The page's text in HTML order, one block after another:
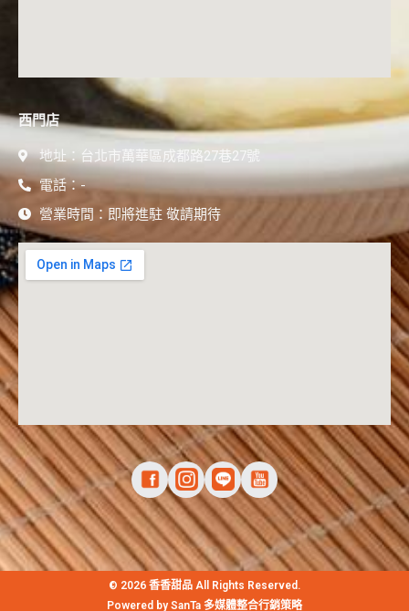
西門店
地址：台北市萬華區成都路27巷27號
電話：-
營業時間：即將進駐 敬請期待
© 2026 香香甜品 All Rights Reserved.
Powered by SanTa 多媒體整合行銷策略